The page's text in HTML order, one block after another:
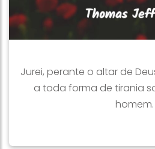
Jurei, perante o altar de
a toda forma de tirania
homem.